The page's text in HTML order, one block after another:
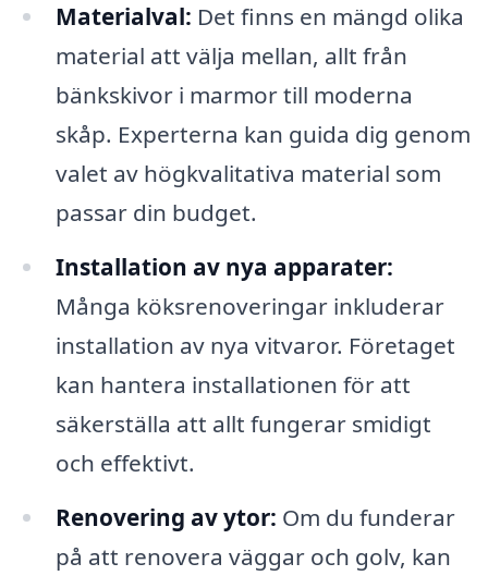
Materialval: Det finns en mängd olika
material att välja mellan, allt från
bänkskivor i marmor till moderna
skåp. Experterna kan guida dig genom
valet av högkvalitativa material som
passar din budget.
Installation av nya apparater:
Många köksrenoveringar inkluderar
installation av nya vitvaror. Företaget
kan hantera installationen för att
säkerställa att allt fungerar smidigt
och effektivt.
Renovering av ytor: Om du funderar
på att renovera väggar och golv, kan